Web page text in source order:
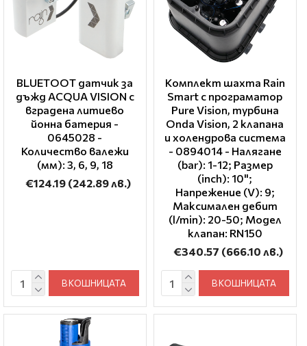
BLUETOOT датчик за
дъжд ACQUA VISION с
вградена литиево
йонна батерия -
0645028 -
Количество валежи
(мм): 3, 6, 9, 18
€124.19 (242.89 лв.)
В КОШНИЦАТА
Kомплект шахта Rain
Smart с програматор
Pure Vision, турбина
Оnda Vision, 2 клапана
и холендрова система
- 0894014 - Налягане
(bar): 1-12; Размер
(inch): 10";
Напрежение (V): 9;
Максимален дебит
(l/min): 20-50; Модел
клапан: RN150
€340.57 (666.10 лв.)
В КОШНИЦАТА